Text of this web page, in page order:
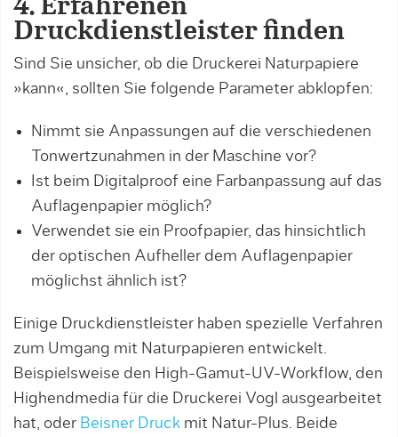
4. Erfahrenen
Druckdienstleister finden
Sind Sie unsicher, ob die Druckerei Naturpapiere
»kann«, sollten Sie folgende Parameter abklopfen:
Nimmt sie Anpassungen auf die verschiedenen
Tonwertzunahmen in der Maschine vor?
Ist beim Digitalproof eine Farbanpassung auf das
Auflagenpapier möglich?
Verwendet sie ein Proofpapier, das hinsichtlich
der optischen Aufheller dem Auflagenpapier
möglichst ähnlich ist?
Einige Druckdienstleister haben spezielle Verfahren
zum Umgang mit Naturpapieren entwickelt.
Beispielsweise den High-Gamut-UV-Workflow, den
Highendmedia für die Druckerei Vogl ausgearbeitet
hat, oder Beisner Druck mit Natur-Plus. Beide